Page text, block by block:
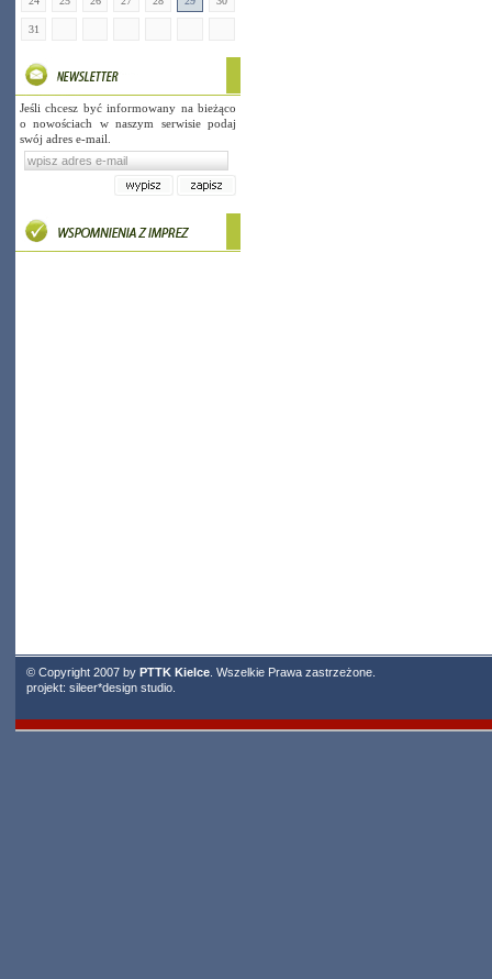
31
Jeśli chcesz być informowany na bieżąco
o nowościach w naszym serwisie podaj
swój adres e-mail.
© Copyright 2007 by PTTK Kielce . Wszelkie Prawa zastrzeżone.
projekt: sileer*design studio